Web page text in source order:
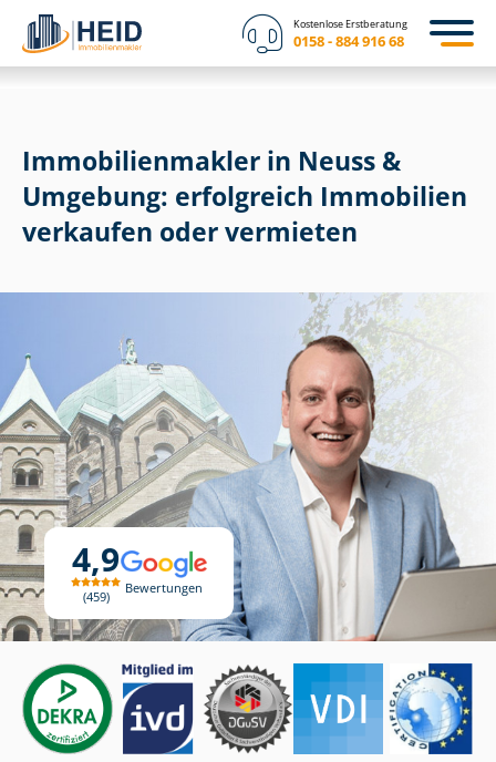
Kostenlose Erstberatung
0158 - 884 916 68
4,9
459
Bewertungen
Im­mo­bi­li­en­mak­ler in Neuss &
Umgebung: erfolgreich Immobilien
verkaufen oder vermieten